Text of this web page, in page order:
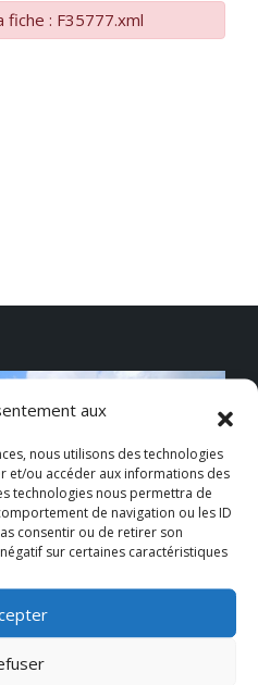
aux
nous utilisons des technologies
et/ou accéder aux informations des
technologies nous permettra de
de navigation ou les ID
consentir ou de retirer son
sur certaines caractéristiques
: F35777.xml